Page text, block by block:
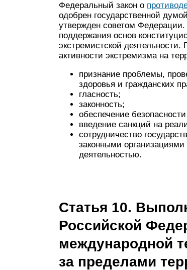
Федеральный закон о
одобрен государственной
утвержден советом
поддержания основ
экстремистской деятельности.
активности экстремизма на
признание проблемы,
здоровья и гражданских
гласность;
законность;
обеспечение
введение санкций на
сотрудничество
законными
деятельностью.
Статья 10.
Российской
международной
за пределами